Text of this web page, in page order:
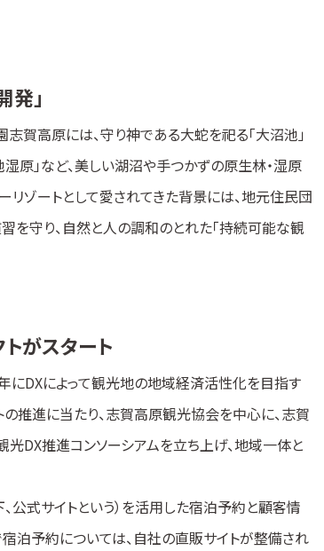
」
賀高原には、守り神である大蛇を祀る「大沼池」
原」など、美しい湖沼や手つかずの原生林・湿原
ゾートとして愛されてきた背景には、地元住民団
を守り、自然と人の調和のとれた「持続可能な観
がスタート
にDXによって観光地の地域経済活性化を目指す
推進に当たり、志賀高原観光協会を中心に、志賀
DX推進コンソーシアムを立ち上げ、地域一体と
公式サイトという）を活用した宿泊予約と顧客情
泊予約については、自社の直販サイトが整備され